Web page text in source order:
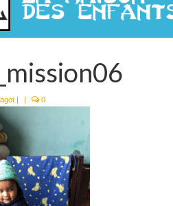
| | 0